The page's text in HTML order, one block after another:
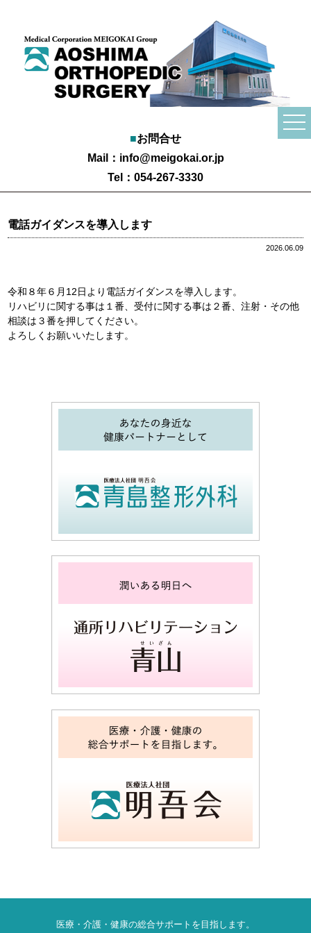
■お問合せ
Mail： info@meigokai.or.jp
Tel：054-267-3330
電話ガイダンスを導入します
2026.06.09
令和８年６月12日より電話ガイダンスを導入します。
リハビリに関する事は１番、受付に関する事は２番、注射・その他
相談は３番を押してください。
よろしくお願いいたします。
医療・介護・健康の総合サポートを目指します。